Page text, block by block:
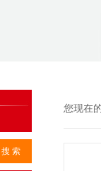
您现在